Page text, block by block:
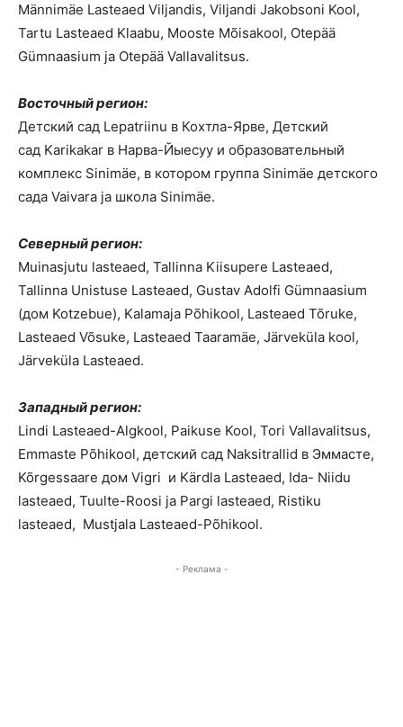
Männimäe Lasteaed Viljandis, Viljandi Jakobsoni Kool,
Tartu Lasteaed Klaabu, Mooste Mõisakool, Otepää
Gümnaasium ja Otepää Vallavalitsus.
Восточный регион:
Детский сад Lepatriinu в Кохтла-Ярве, Детский
сад Karikakar в Нарва-Йыесуу и образовательный
комплекс Sinimäe, в котором группа Sinimäe детского
сада Vaivara ja школа Sinimäe.
Северный регион:
Muinasjutu lasteaed, Tallinna Kiisupere Lasteaed,
Tallinna Unistuse Lasteaed, Gustav Adolfi Gümnaasium
(дом Kotzebue), Kalamaja Põhikool, Lasteaed Tõruke,
Lasteaed Võsuke, Lasteaed Taaramäe, Järveküla kool,
Järveküla Lasteaed.
Западный регион:
Lindi Lasteaed-Algkool, Paikuse Kool, Tori Vallavalitsus,
Emmaste Põhikool, детский сад Naksitrallid в Эммасте,
Kõrgessaare дом Vigri и Kärdla Lasteaed, Ida- Niidu
lasteaed, Tuulte-Roosi ja Pargi lasteaed, Ristiku
lasteaed, Mustjala Lasteaed-Põhikool.
- Реклама -